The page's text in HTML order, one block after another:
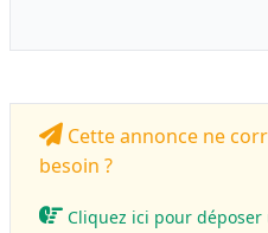
Cette annonce ne
besoin ?
Cliquez ici pour déposer